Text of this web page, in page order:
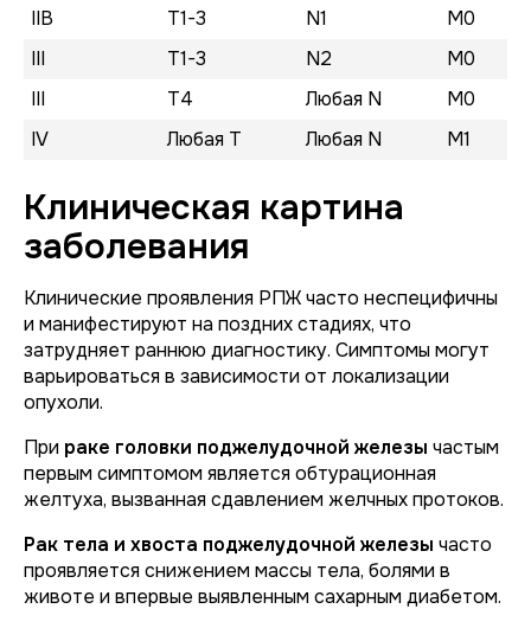
IIB
T1-3 N1
M0
III
T1-3 N2
M0
III
T4 Любая N
M0
IV
Любая T Любая N M1
Клиническая картина
заболевания
Клинические проявления РПЖ часто неспецифичны
и манифестируют на поздних стадиях, что
затрудняет раннюю диагностику. Симптомы могут
варьироваться в зависимости от локализации
опухоли.
При раке головки поджелудочной железы частым
первым симптомом является обтурационная
желтуха, вызванная сдавлением желчных протоков.
Рак тела и хвоста поджелудочной железы часто
проявляется снижением массы тела, болями в
животе и впервые выявленным сахарным диабетом.